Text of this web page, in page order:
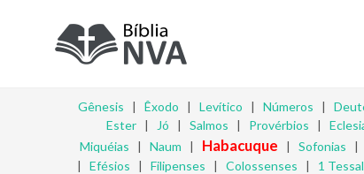
Gênesis | Êxodo | Levítico | Números |
Ester| Jó | Salmos | Provérbios |
Miquéias | Naum | Habacuque | Sofonias |
| Efésios | Filipenses | Colossenses | 1